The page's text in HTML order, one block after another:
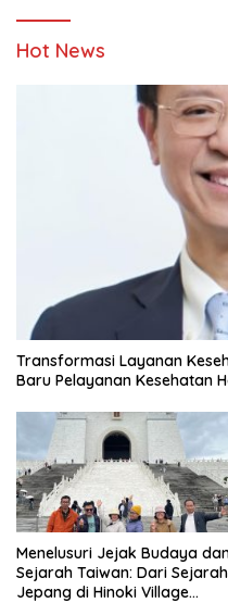
Hot News
Transformasi Layanan
Baru Pelayanan Kesehatan
Menelusuri Jejak Budaya
Sejarah Taiwan: Dari Sejarah
Jepang di Hinoki Village